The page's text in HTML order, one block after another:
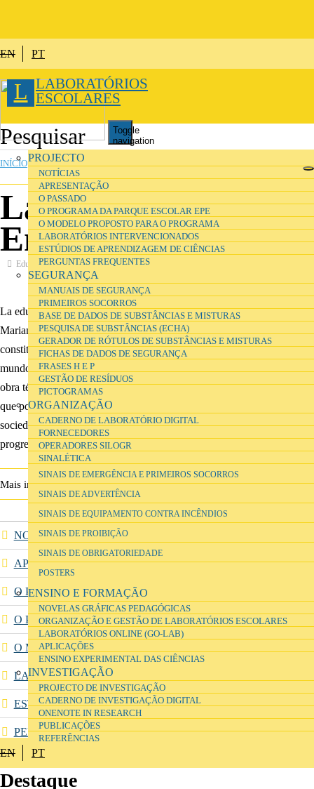
EN PT
L LABORATÓRIOS
ESCOLARES
Toggle
navigation
PROJECTO
NOTÍCIAS
APRESENTAÇÃO
O PASSADO
O PROGRAMA DA PARQUE ESCOLAR EPE
O MODELO PROPOSTO PARA O PROGRAMA
LABORATÓRIOS INTERVENCIONADOS
ESTÚDIOS DE APRENDIZAGEM DE CIÊNCIAS
PERGUNTAS FREQUENTES
SEGURANÇA
MANUAIS DE SEGURANÇA
PRIMEIROS SOCORROS
BASE DE DADOS DE SUBSTÂNCIAS E MISTURAS
PESQUISA DE SUBSTÂNCIAS (ECHA)
GERADOR DE RÓTULOS DE SUBSTÂNCIAS E MISTURAS
FICHAS DE DADOS DE SEGURANÇA
FRASES H E P
GESTÃO DE RESÍDUOS
PICTOGRAMAS
ORGANIZAÇÃO
CADERNO DE LABORATÓRIO DIGITAL
FORNECEDORES
OPERADORES SILOGR
SINALÉTICA
SINAIS DE EMERGÊNCIA E PRIMEIROS SOCORROS
SINAIS DE ADVERTÊNCIA
SINAIS DE EQUIPAMENTO CONTRA INCÊNDIOS
SINAIS DE PROIBIÇÃO
SINAIS DE OBRIGATORIEDADE
POSTERS
ENSINO E FORMAÇÃO
NOVELAS GRÁFICAS PEDAGÓGICAS
ORGANIZAÇÃO E GESTÃO DE LABORATÓRIOS ESCOLARES
LABORATÓRIOS ONLINE (GO-LAB)
APLICAÇÕES
ENSINO EXPERIMENTAL DAS CIÊNCIAS
INVESTIGAÇÃO
PROJECTO DE INVESTIGAÇÃO
CADERNO DE INVESTIGAÇÃO DIGITAL
ONENOTE IN RESEARCH
PUBLICAÇÕES
REFERÊNCIAS
EN PT
INÍCIO»PROJETO»NOTÍCIAS
La educación en la
Encrucijada
Educação
La educación en la encrucijada, de
Mariano Fernández Enguita,
constituye un ambicioso y documentado análisis de los retos que el
mundo de nuestros días plantea a la educación institucional. No es una
obra técnica ni circunscrita a los profesionales de la enseñanza, sino
que por su amplitud puede contribuir a la reflexión, ya viva en nuestra
sociedad, sobre el papel de la educación como factor de cohesión y
progreso.
Mais informação La educación en la Encrucijada
NOTÍCIAS
APRESENTAÇÃO
O PASSADO
O PROGRAMA DA PARQUE ESCOLAR EPE
O MODELO PROPOSTO PARA O PROGRAMA
LABORATÓRIOS INTERVENCIONADOS
ESTÚDIOS DE APRENDIZAGEM DE CIÊNCIAS
PERGUNTAS FREQUENTES
Destaque